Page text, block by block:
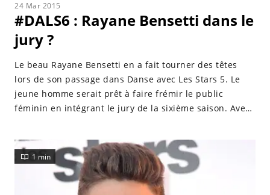
24 Mar 2015
#DALS6 : Rayane Bensetti dans le
jury ?
Le beau Rayane Bensetti en a fait tourner des têtes
lors de son passage dans Danse avec Les Stars 5. Le
jeune homme serait prêt à faire frémir le public
féminin en intégrant le jury de la sixième saison. Avec
Bensetti a fait des miracles sur la piste de Danse avec
les Stars 5. La star c'était lui et ses abdos bien sur. Le
jeune homme que
1 min